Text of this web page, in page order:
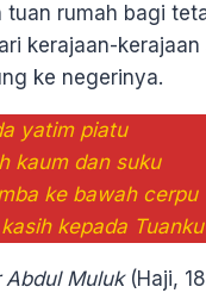
tuan rumah bagi
kerajaan-
ke negerinya.
yatim piatu
kaum dan suku
ke bawah cerpu
kepada Tuanku
Abdul Muluk(Haji,